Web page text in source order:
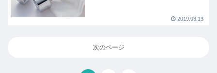
2019.03.13
次のページ